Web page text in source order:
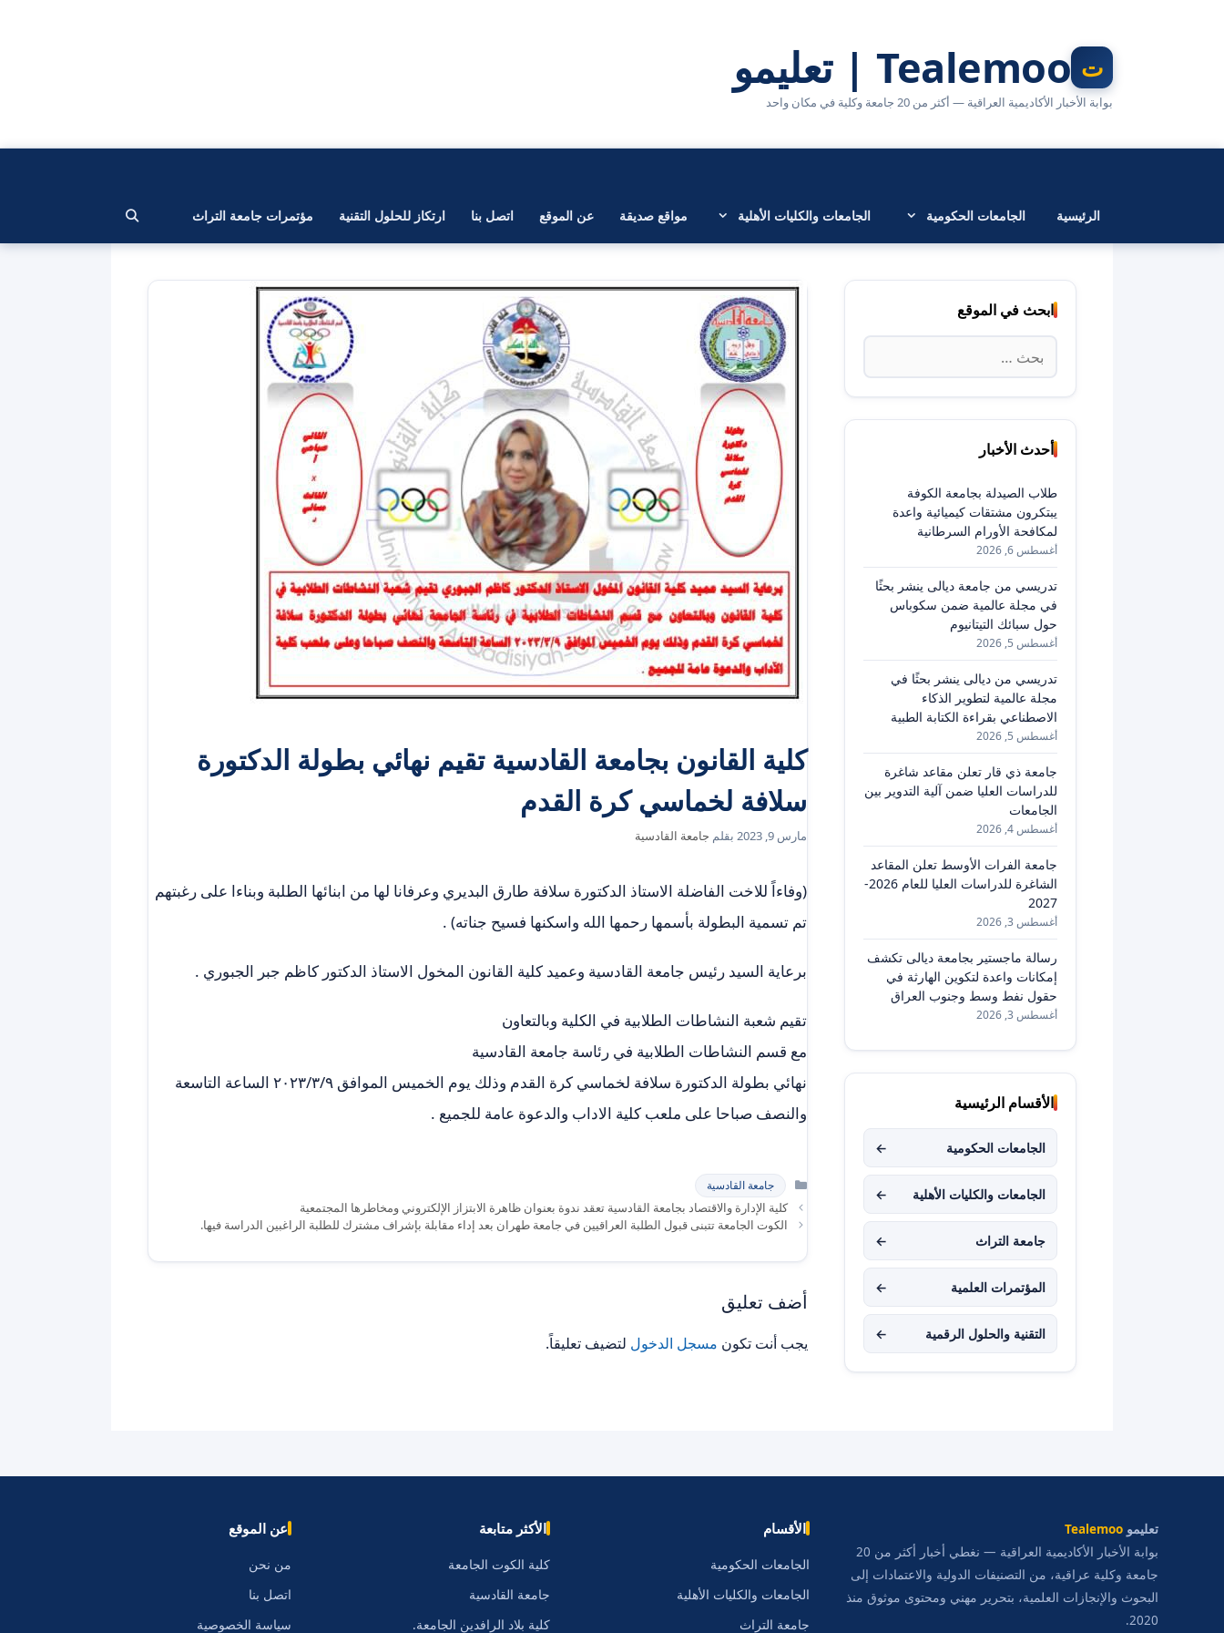
Tealemoo | تعليمو
بوابة الأخبار الأكاديمية العراقية — أكثر من 20 جامعة وكلية في مكان واحد
الرئيسية الجامعات الحكومية الجامعات والكليات الأهلية مواقع صديقة عن الموقع اتصل بنا ارتكاز للحلول التقنية مؤتمرات جامعة التراث
كلية القانون بجامعة القادسية تقيم نهائي بطولة الدكتورة
سلافة لخماسي كرة القدم
مارس 9, 2023 بقلم جامعة القادسية
(وفاءاً للاخت الفاضلة الاستاذ الدكتورة سلافة طارق البديري وعرفانا لها من ابنائها الطلبة وبناءا على رغبتهم
تم تسمية البطولة بأسمها رحمها الله واسكنها فسيح جناته) .
برعاية السيد رئيس جامعة القادسية وعميد كلية القانون المخول الاستاذ الدكتور كاظم جبر الجبوري .
تقيم شعبة النشاطات الطلابية في الكلية وبالتعاون
‏مع قسم النشاطات الطلابية في رئاسة جامعة القادسية
‏نهائي بطولة الدكتورة سلافة لخماسي كرة القدم وذلك يوم الخميس الموافق ٢٠٢٣/٣/٩ الساعة التاسعة
والنصف صباحا على ملعب كلية الاداب والدعوة عامة للجميع .
التصنيفات
جامعة القادسية
كلية الإدارة والاقتصاد بجامعة القادسية تعقد ندوة بعنوان ظاهرة الابتزاز الإلكتروني ومخاطرها المجتمعية
الكوت الجامعة تتبنى قبول الطلبة العراقيين في جامعة طهران بعد إداء مقابلة بإشراف مشترك للطلبة الراغبين الدراسة فيها.
أضف تعليق
يجب أنت تكون مسجل الدخول لتضيف تعليقاً.
ابحث في الموقع
البحث
عن:
أحدث الأخبار
طلاب الصيدلة بجامعة الكوفة
يبتكرون مشتقات كيميائية واعدة
لمكافحة الأورام السرطانية
أغسطس 6, 2026
تدريسي من جامعة ديالى ينشر بحثًا
في مجلة عالمية ضمن سكوباس
حول سبائك التيتانيوم
أغسطس 5, 2026
تدريسي من ديالى ينشر بحثًا في
مجلة عالمية لتطوير الذكاء
الاصطناعي بقراءة الكتابة الطبية
أغسطس 5, 2026
جامعة ذي قار تعلن مقاعد شاغرة
للدراسات العليا ضمن آلية التدوير بين
الجامعات
أغسطس 4, 2026
جامعة الفرات الأوسط تعلن المقاعد
الشاغرة للدراسات العليا للعام 2026-
2027
أغسطس 3, 2026
رسالة ماجستير بجامعة ديالى تكشف
إمكانات واعدة لتكوين الهارثة في
حقول نفط وسط وجنوب العراق
أغسطس 3, 2026
الأقسام الرئيسية
الجامعات الحكومية ←
الجامعات والكليات الأهلية ←
جامعة التراث ←
المؤتمرات العلمية ←
التقنية والحلول الرقمية ←
تعليمو Tealemoo
بوابة الأخبار الأكاديمية العراقية — نغطي أخبار أكثر من 20
جامعة وكلية عراقية، من التصنيفات الدولية والاعتمادات إلى
البحوث والإنجازات العلمية، بتحرير مهني ومحتوى موثوق منذ
2020.
الأقسام
الجامعات الحكومية
الجامعات والكليات الأهلية
جامعة التراث
الأكثر متابعة
كلية الكوت الجامعة
جامعة القادسية
كلية بلاد الرافدين الجامعة.
عن الموقع
من نحن
اتصل بنا
سياسة الخصوصية